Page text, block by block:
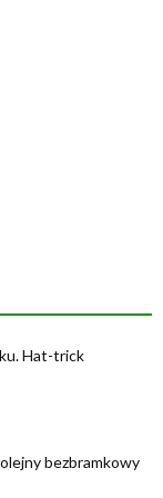
Hat-trick
bezbramkowy